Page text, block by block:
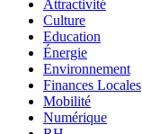
Attractivité
Culture
Education
Énergie
Environnement
Finances Locales
Mobilité
Numérique